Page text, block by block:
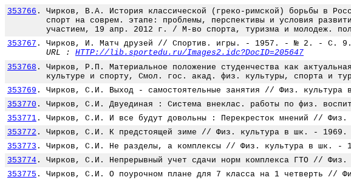
353766 .
Чирков, В.А. История классической (греко-римской) борьбы
спорт на соврем. этапе: проблемы, перспективы и условия
участием, 19 апр. 2012 г. / М-во спорта, туризма и
353767 .
Чирков, И. Матч друзей // Спортив. игры. - 1957. - № 2. - С. 9.
URL : HTTP://lib.sportedu.ru/Images2.idc?DocID=205647
353768 .
Чирков, Р.П. Материальное положение студенчества как
культуре и спорту, Смол. гос. акад. физ. культуры, спорта
353769 . Чирков, С.И. Выход - самостоятельные занятия // Физ.
353770 . Чирков, С.И. Двуединая : Система внеклас. работы по физ.
353771 . Чирков, С.И. И все будут довольны : Перекресток мнений //
353772 . Чирков, С.И. К предстоящей зиме // Физ. культура в шк. -
353773 . Чирков, С.И. Не разделы, а комплексы // Физ. культура в шк.
353774 . Чирков, С.И. Непрерывный учет сдачи норм комплекса ГТО //
353775 . Чирков, С.И. О поурочном плане для 7 класса на 1 четверть